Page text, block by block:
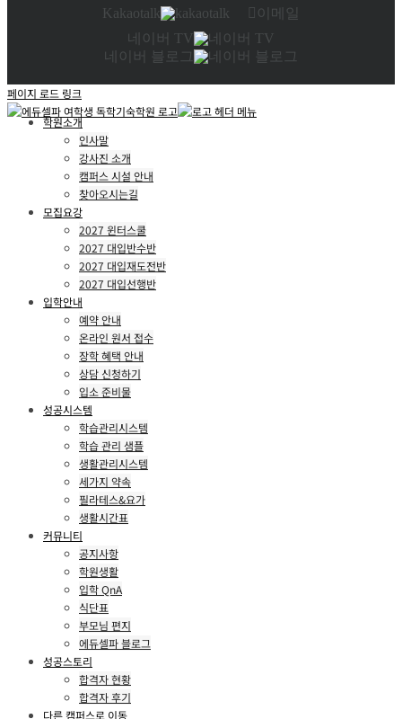
Kakaotalk
이메일
네이버 TV
네이버 블로그
페이지 로드 링크
학원소개
인사말
강사진 소개
캠퍼스 시설 안내
찾아오시는길
모집요강
2027 윈터스쿨
2027 대입반수반
2027 대입재도전반
2027 대입선행반
입학안내
예약 안내
온라인 원서 접수
장학 혜택 안내
상담 신청하기
입소 준비물
성공시스템
학습관리시스템
학습 관리 샘플
생활관리시스템
세가지 약속
필라테스&요가
생활시간표
커뮤니티
공지사항
학원생활
입학 QnA
식단표
부모님 편지
에듀셀파 블로그
성공스토리
합격자 현황
합격자 후기
다른 캠퍼스로 이동